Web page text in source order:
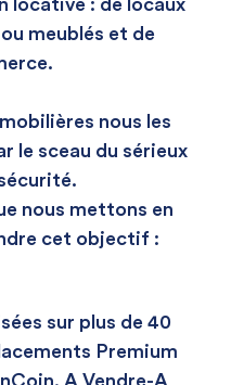
locative : de locaux
meublés et de
nous les
le sceau du sérieux
nous mettons en
cet objectif :
sur plus de 40
Premium
A Vendre-A